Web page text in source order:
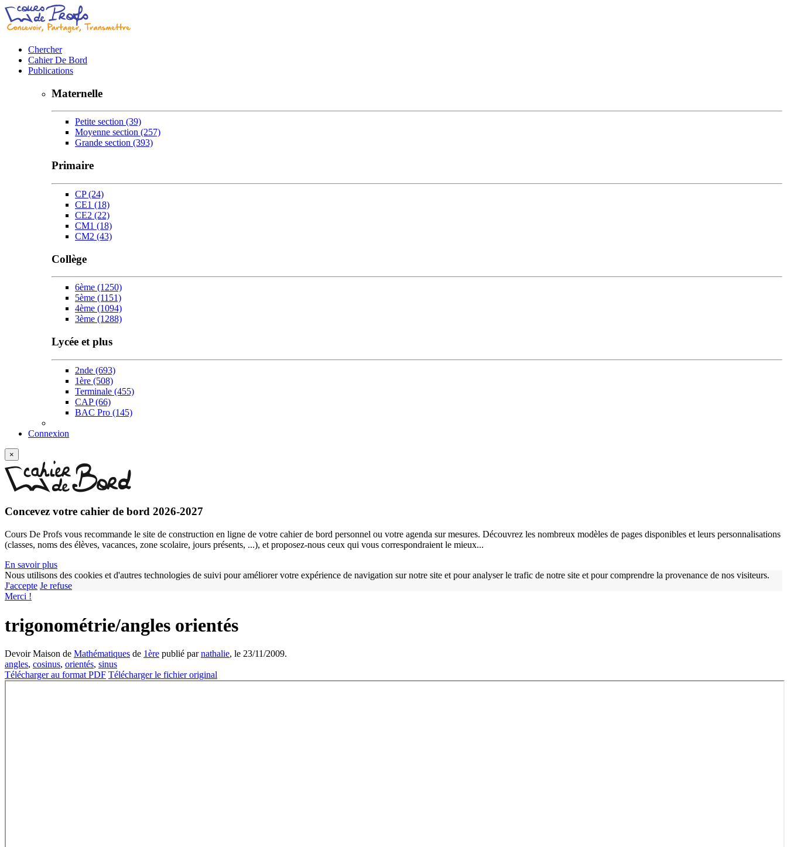
Chercher
Cahier De Bord
Publications
Maternelle
Petite section (39)
Moyenne section (257)
Grande section (393)
Primaire
CP(24)
CE1 (18)
CE2 (22)
CM1 (18)
CM2 (43)
Collège
6ème (1250)
5ème (1151)
4ème (1094)
3ème (1288)
Lycée et plus
2nde (693)
1ère (508)
Terminale (455)
CAP(66)
BAC Pro (145)
Connexion
×
Concevez votre cahier de bord 2026-2027
Cours De Profs vous recommande le site de construction en ligne de votre cahier de bord personnel ou votre agenda sur mesures. Découvrez les nombreux modèles de pages disponibles et leurs personnalisations
(classes, noms des élèves, vacances, zone scolaire, jours présents, ...), et proposez-nous ceux qui vous correspondraient le mieux...
En savoir plus
Nous utilisons des cookies et d'autres technologies de suivi pour améliorer votre expérience de navigation sur notre site et pour analyser le trafic de notre site et pour comprendre la provenance de nos visiteurs.
J'accepte Je refuse
Merci !
trigonométrie/angles orientés
Devoir Maison de Mathématiques de 1ère publié parnathalie, le 23/11/2009.
angles, cosinus, orientés, sinus
Télécharger au format PDF Télécharger le fichier original